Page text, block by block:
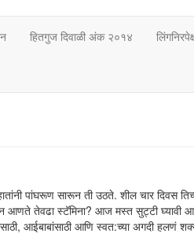
हितगुज दिवाळी अंक २०१४
पांघरूण सारून ती उठते. शील चार
तेवढा स्टॅमिना? आज मस्त सुट्टी घ्यावी
आईबाबांसाठी आणि स्वत:च्या अगदी हलणं